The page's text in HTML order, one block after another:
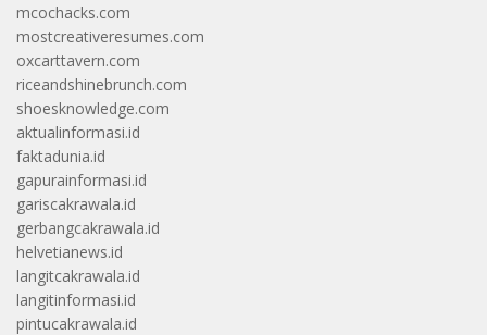
mcochacks.com
mostcreativeresumes.com
oxcarttavern.com
riceandshinebrunch.com
shoesknowledge.com
aktualinformasi.id
faktadunia.id
gapurainformasi.id
gariscakrawala.id
gerbangcakrawala.id
helvetianews.id
langitcakrawala.id
langitinformasi.id
pintucakrawala.id